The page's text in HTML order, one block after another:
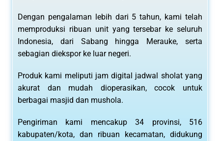
Dengan pengalaman lebih dari 5 tahun, kami telah
memproduksi ribuan unit yang tersebar ke seluruh
Indonesia, dari Sabang hingga Merauke, serta
sebagian diekspor ke luar negeri.
Produk kami meliputi jam digital jadwal sholat yang
akurat dan mudah dioperasikan, cocok untuk
berbagai masjid dan mushola.
Pengiriman kami mencakup 34 provinsi, 516
kabupaten/kota, dan ribuan kecamatan, didukung